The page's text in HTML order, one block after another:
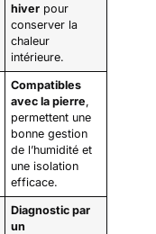
hiver pour
conserver la
chaleur
intérieure.
Compatibles
avec la pierre,
permettent une
bonne gestion
de l’humidité et
une isolation
efficace.
Diagnostic par
un